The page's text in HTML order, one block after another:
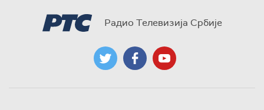
Радио Телевизија Србије